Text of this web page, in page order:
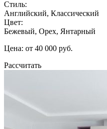
Стиль:
Английский, Классический
Цвет:
Бежевый, Орех, Янтарный
Цена: от 40 000 руб.
Рассчитать